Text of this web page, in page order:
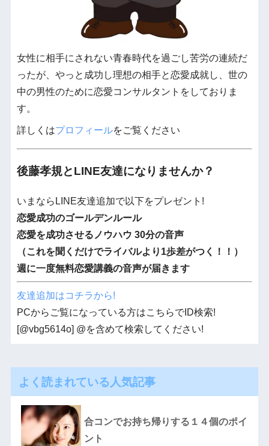
女性に相手にされない青春時代を過ごし苦労の連続だ
ったが、やっと成功し理想の相手と恋愛成就し、世の
中の男性のために恋愛コンサルタントをしておりま
す。
詳しくはプロフィールをご覧ください
後藤孝規とLINE友達になりませんか？
いまならLINE友達追加で以下をプレゼント!
恋愛成功のゴールデンルール
恋愛を成功させるノウハウ 30分の音声
（これを聞くだけでライバルより1歩差がつく！！）
週に一度無料恋愛講義の音声が届きます
友達追加はコチラから!
PCからご覧になっている方はこちらでID検索!
[@vbg5614o] @を含めて検索してください!
よく読まれている人気記事
合コンでお持ち帰りする１４個のポイ
ント